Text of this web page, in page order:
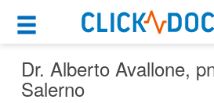
Motore di
Cosa possiamo offrirti
Dr. Alberto Avallone,
Salerno